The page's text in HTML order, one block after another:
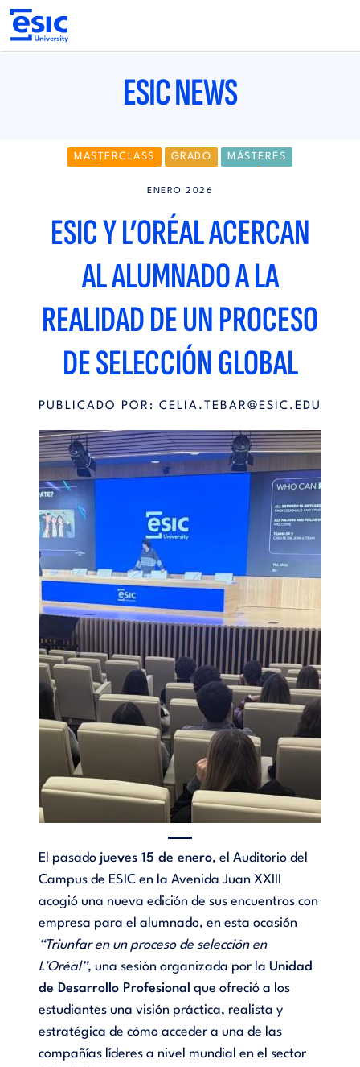
Pasar
contenido
ESIC NEWS
MASTERCLASS GRADO
MÁSTERES
ENERO 2026
ESIC Y L’ORÉAL ACERCAN
AL ALUMNADO A LA
REALIDAD DE UN PROCESO
DE SELECCIÓN GLOBAL
PUBLICADO POR: CELIA.TEBAR@ESIC.EDU
El pasado jueves 15 de enero, el Auditorio del
Campus de ESIC en la Avenida Juan XXIII
acogió una nueva edición de sus encuentros con
empresa para el alumnado, en esta ocasión
“Triunfar en un proceso de selección en
L’Oréal”, una sesión organizada por la Unidad
de Desarrollo Profesional que ofreció a los
estudiantes una visión práctica, realista y
estratégica de cómo acceder a una de las
compañías líderes a nivel mundial en el sector